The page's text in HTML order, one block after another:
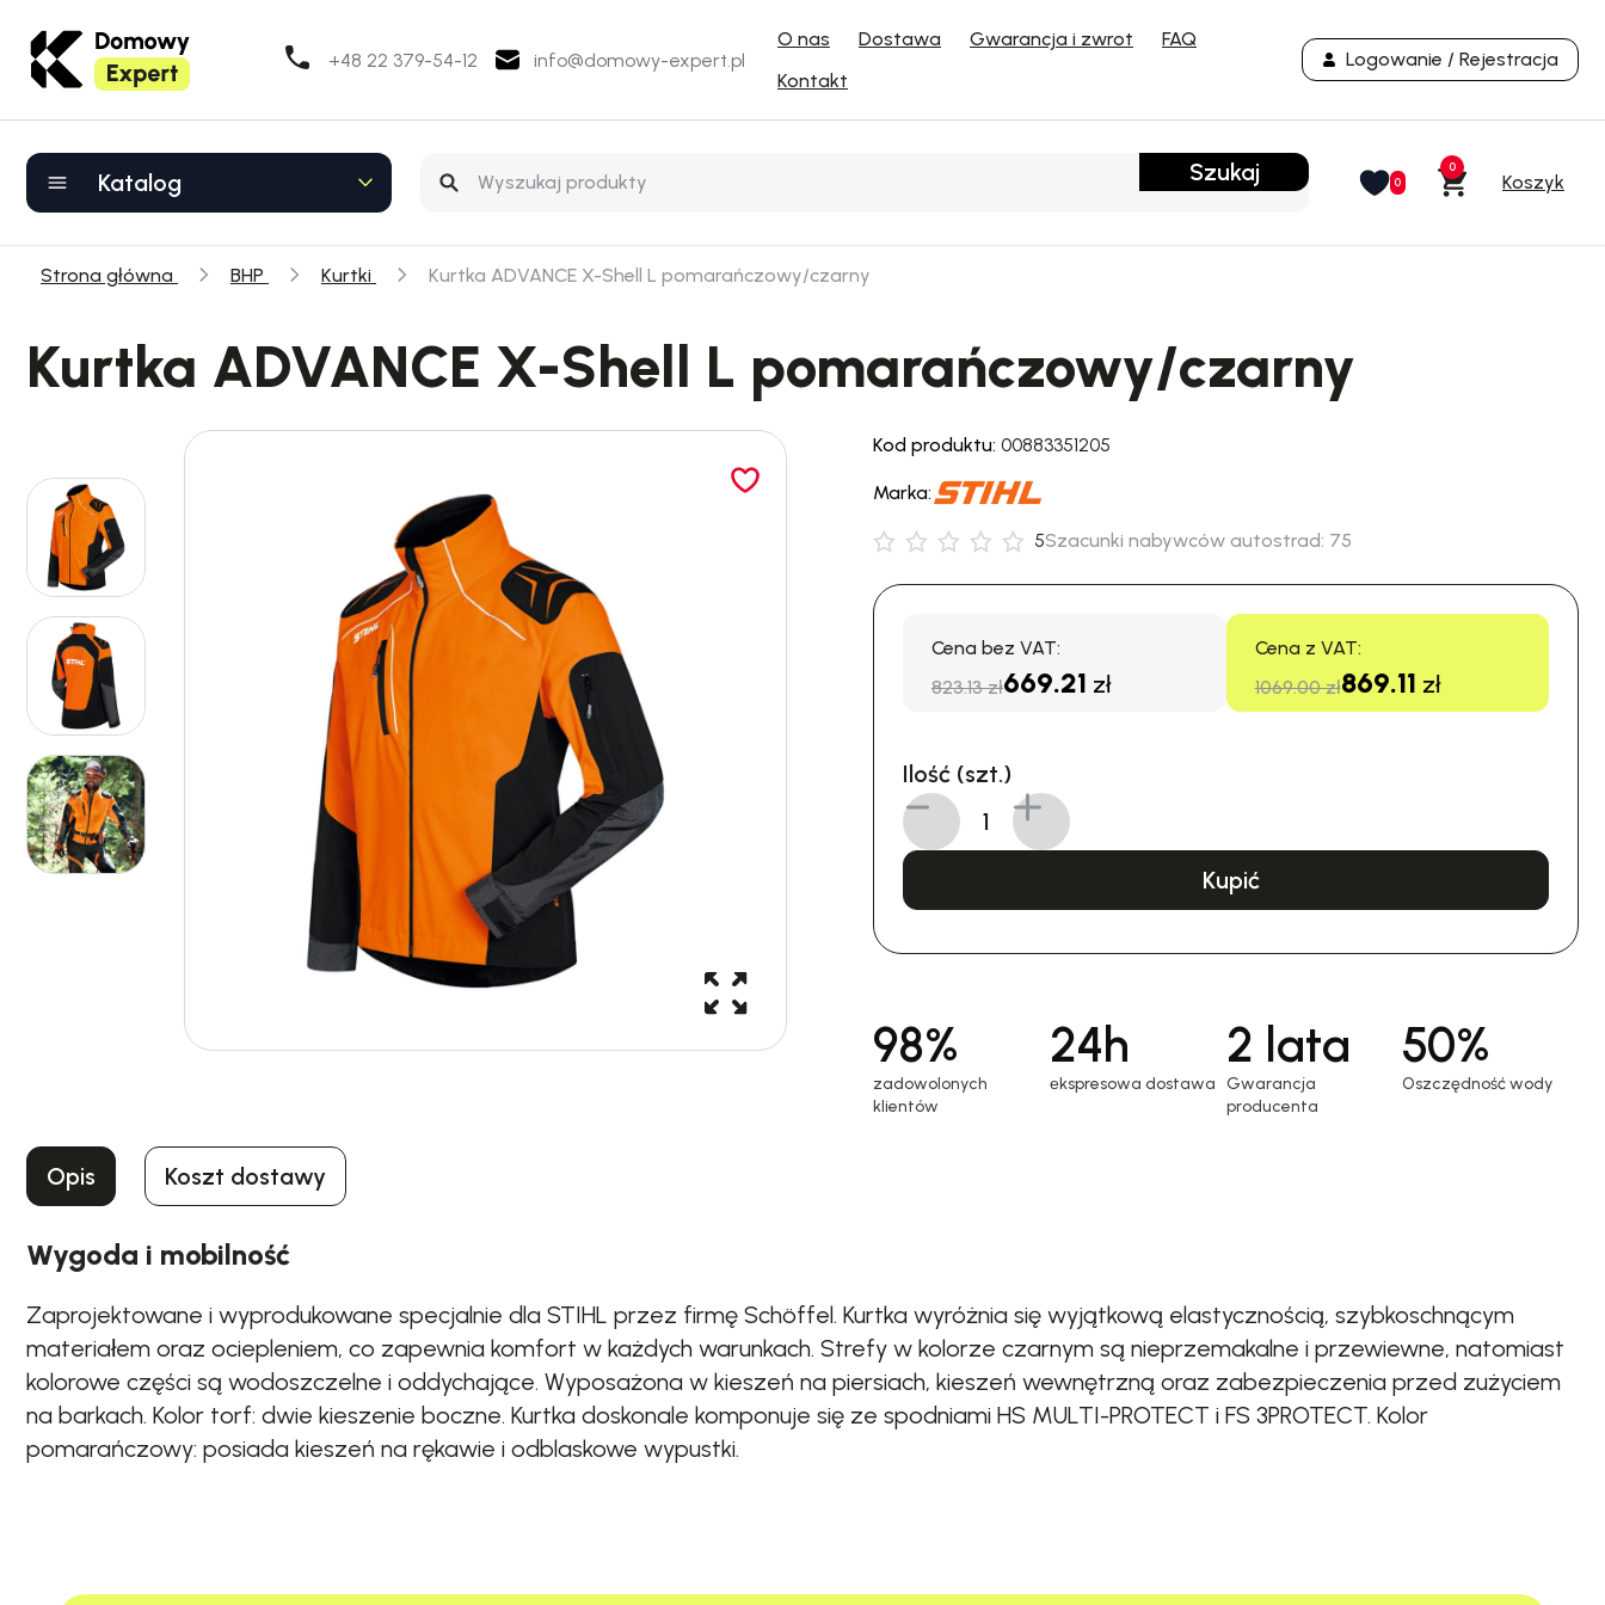
+48 22 379-54-12 info@domowy-expert.pl
O nas Dostawa Gwarancja i zwrot
FAQ
Kontakt
Logowanie / Rejestracja
Katalog Szukaj 0
0
Strona główna BHP Kurtki Kurtka ADVANCE X-Shell L pomarańczowy/czarny
Kurtka ADVANCE X-Shell L pomarańczowy/czarny
Kod produktu: 00883351205
Marka:
5Szacunki nabywców autostrad: 75
Cena bez VAT:
823.13 zł669.21 zł
Cena z VAT:
1069.00 zł869.11 zł
Ilość (szt.)
Kupić
98%
zadowolonych
klientów
24h
еkspresowa dostawa
2 lata
Gwarancja
producenta
50%
Oszczędność wody
Opis Koszt dostawy
Wygoda i mobilność
Zaprojektowane i wyprodukowane specjalnie dla STIHL przez firmę Schöffel. Kurtka wyróżnia się wyjątkową elastycznością, szybkoschnącym
materiałem oraz ociepleniem, co zapewnia komfort w każdych warunkach. Strefy w kolorze czarnym są nieprzemakalne i przewiewne, natomiast
kolorowe części są wodoszczelne i oddychające. Wyposażona w kieszeń na piersiach, kieszeń wewnętrzną oraz zabezpieczenia przed zużyciem
na barkach. Kolor torf: dwie kieszenie boczne. Kurtka doskonale komponuje się ze spodniami HS MULTI-PROTECT i FS 3PROTECT. Kolor
pomarańczowy: posiada kieszeń na rękawie i odblaskowe wypustki.